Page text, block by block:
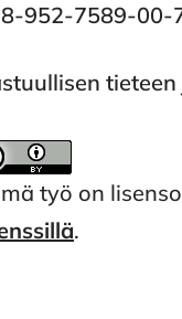
952-7589-00-
työ on
.